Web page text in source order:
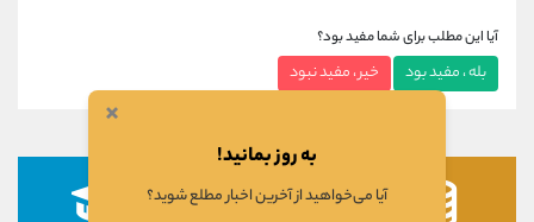
آیا این مطلب برای شما مفید بود؟
بله ، مفید بود خیر ، مفید نبود
×
به روز بمانید!
آیا می‌خواهید از آخرین اخبار مطلع شوید؟